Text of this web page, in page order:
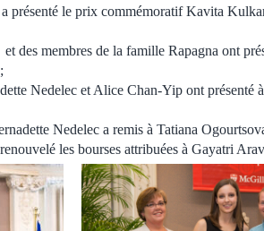
présenté le prix commémoratif Kavita
des membres de la famille Rapagna ont
Nedelec et Alice Chan-Yip ont
Nedelec a remis à Tatiana
les bourses attribuées à Gayatri